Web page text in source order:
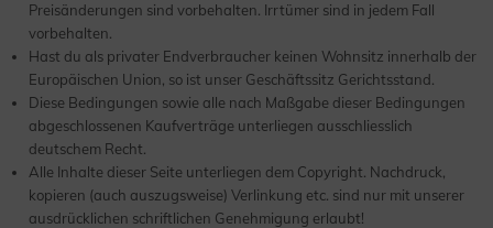
Preisänderungen sind vorbehalten. Irrtümer sind in jedem Fall
vorbehalten.
Hast du als privater Endverbraucher keinen Wohnsitz innerhalb der
Europäischen Union, so ist unser Geschäftssitz Gerichtsstand.
Diese Bedingungen sowie alle nach Maßgabe dieser Bedingungen
abgeschlossenen Kaufverträge unterliegen ausschliesslich
deutschem Recht.
Alle Inhalte dieser Seite unterliegen dem Copyright. Nachdruck,
kopieren (auch auszugsweise) Verlinkung etc. sind nur mit unserer
ausdrücklichen schriftlichen Genehmigung erlaubt!